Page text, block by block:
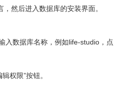
然后进入数据库的安装界面。
入数据库名称，例如life-studio，点
权限”按钮。